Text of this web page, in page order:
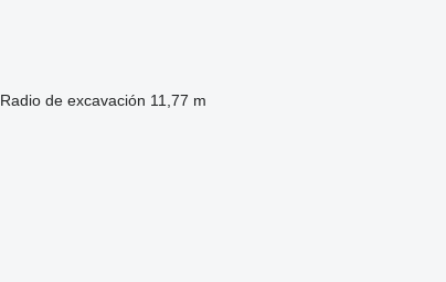
Radio de excavación 11,77 m